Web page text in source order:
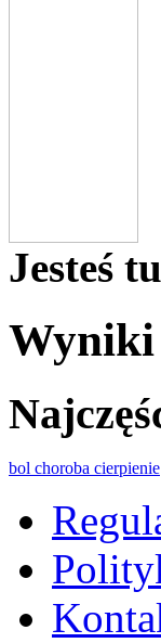
Jesteś
Wyniki
bol choroba cierpienie